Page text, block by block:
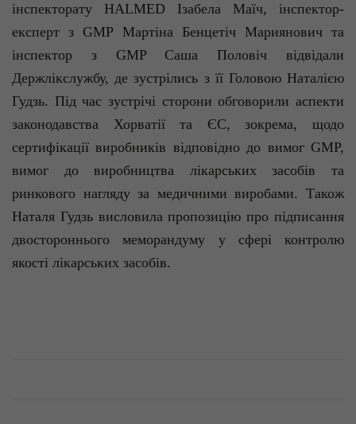
інспекторату HALMED Ізабела Маїч, інспектор-
експерт з GMP Мартіна Бенцетіч Марияновичта
інспектор з GMP Саша Половіч відвідали
Держлікслужбу, де зустрілись з її Головою Наталією
Гудзь. Під час зустрічі сторони обговорили аспекти
законодавства Хорватії та ЄС, зокрема, щодо
сертифікації виробників відповідно до вимог GMP,
вимог до виробництва лікарських засобів та
ринкового нагляду за медичними виробами. Також
Наталя Гудзьвисловила пропозицію про підписання
двостороннього меморандуму у сфері контролю
якості лікарських засобів.